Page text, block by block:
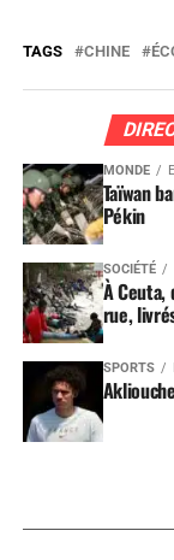
TAGS CHINE
MONDE
Taïwan
Pékin
SOCIÉTÉ
À Ceuta,
rue,
SPORTS